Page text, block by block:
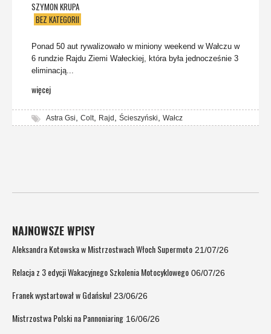
SZYMON KRUPA
BEZ KATEGORII
Ponad 50 aut rywalizowało w miniony weekend w Wałczu w
6 rundzie Rajdu Ziemi Wałeckiej, która była jednocześnie 3
eliminacją...
więcej
Astra Gsi, Colt, Rajd , Ścieszyński, Wałcz
NAJNOWSZE WPISY
Aleksandra Kotowska w Mistrzostwach Włoch Supermoto 21/07/26
Relacja z 3 edycji Wakacyjnego Szkolenia Motocyklowego 06/07/26
Franek wystartował w Gdańsku! 23/06/26
Mistrzostwa Polski na Pannoniaring 16/06/26